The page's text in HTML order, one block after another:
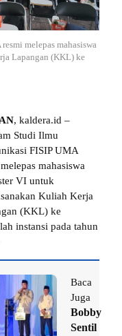
melepas mahasiswa
Lapangan (KKL) ke
, kaldera.id –
Studi Ilmu
FISIP UMA
mahasiswa
VI untuk
Kuliah Kerja
(KKL) ke
instansi pada tahun
Baca
Juga
Bobby
Sentil